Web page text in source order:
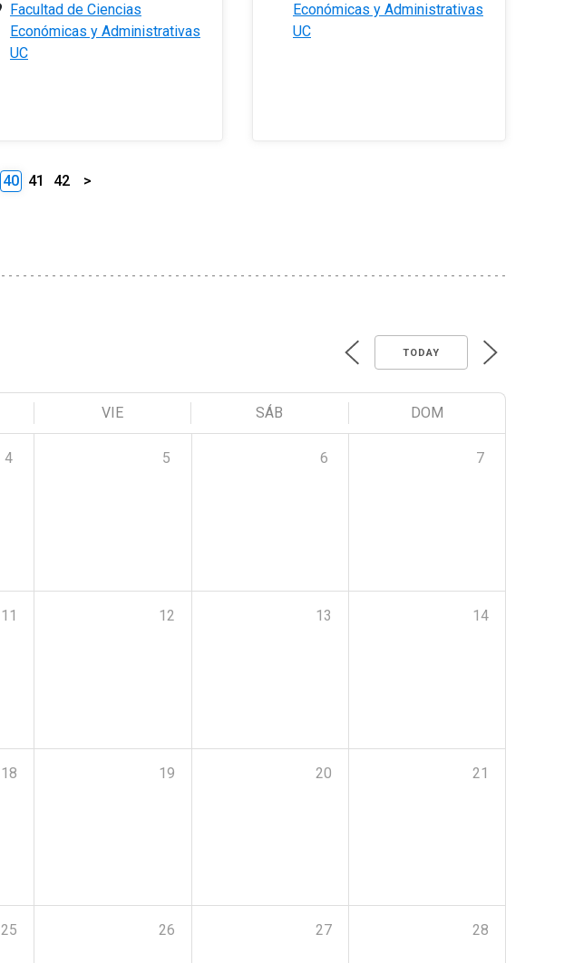
Facultad de Ciencias
Económicas y Administrativas
UC
Económicas y Administrativas
UC
40 41 42 >
TODAY
VIE SÁB DOM
4 5 6 7
11 12 13 14
18 19 20 21
25 26 27 28